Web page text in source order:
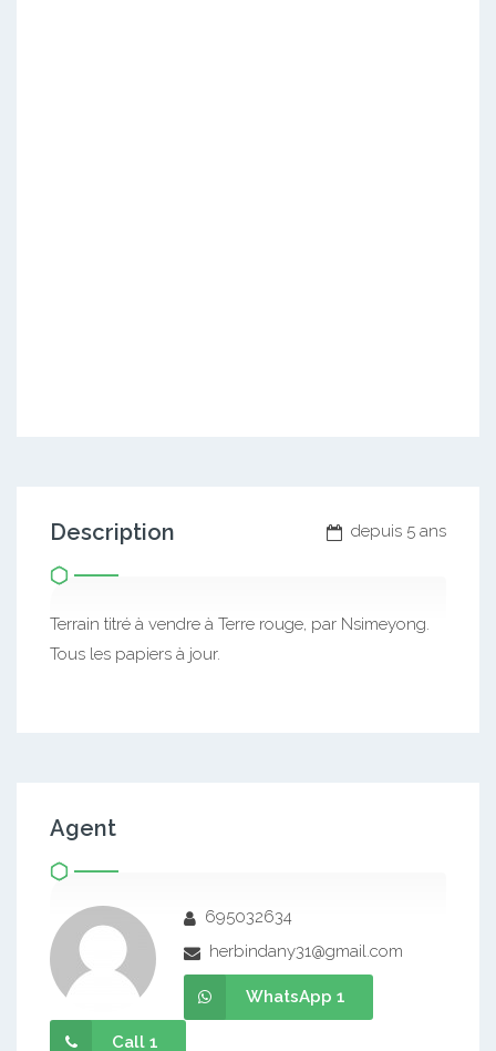
depuis 5 ans
Description
Terrain titré à vendre à Terre rouge, par Nsimeyong.
Tous les papiers à jour.
Agent
695032634
herbindany31@gmail.com
WhatsApp 1
Call 1